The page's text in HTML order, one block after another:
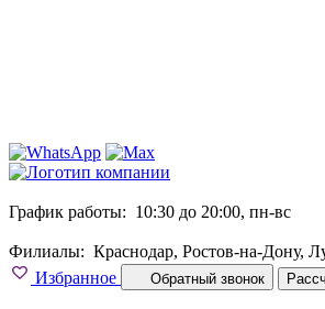
График работы: 10:30 до 20:00, пн-вс
Филиалы: Краснодар, Ростов-на-Дону,
Избранное
Обратный звонок